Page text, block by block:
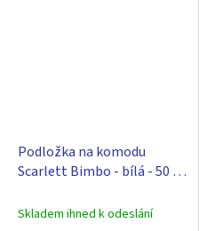
Podložka na komodu
Scarlett Bimbo - bílá - 50 x
Skladem ihned k odeslání